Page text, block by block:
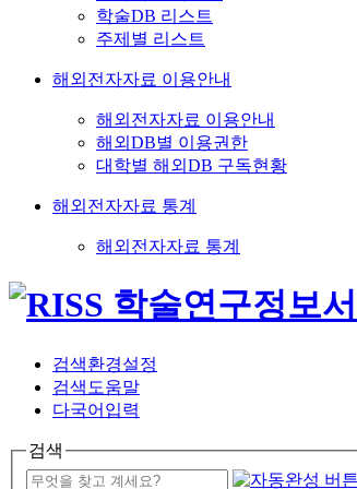
학술DB 리스트
주제별 리스트
해외전자자료 이용안내
해외전자자료 이용안내
해외DB별 이용권한
대학별 해외DB 구독현황
해외전자자료 통계
해외전자자료 통계
검색환경설정
검색도움말
다국어입력
검색